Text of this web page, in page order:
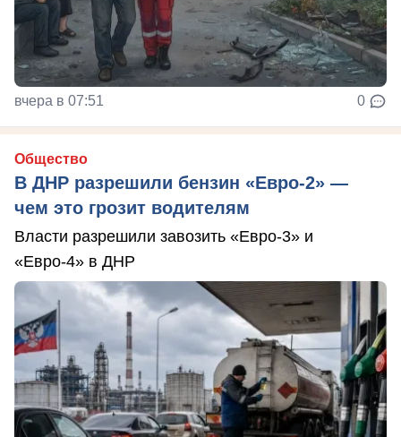
вчера в 07:51 0
Общество
В ДНР разрешили бензин «Евро-2» —
чем это грозит водителям
Власти разрешили завозить «Евро-3» и
«Евро-4» в ДНР